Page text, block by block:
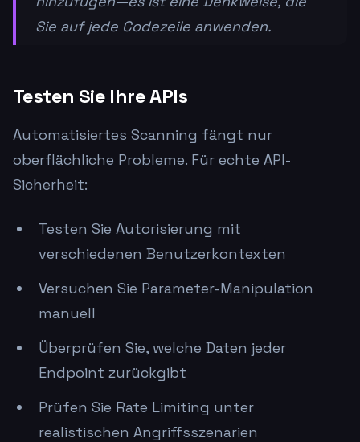
Sie auf jede Codezeile anwenden.
Testen Sie Ihre APIs
Automatisiertes Scanning fängt nur
oberflächliche Probleme. Für echte API-
Sicherheit:
Testen Sie Autorisierung mit
verschiedenen Benutzerkontexten
Versuchen Sie Parameter-Manipulation
manuell
Überprüfen Sie, welche Daten jeder
Endpoint zurückgibt
Prüfen Sie Rate Limiting unter
realistischen Angriffsszenarien